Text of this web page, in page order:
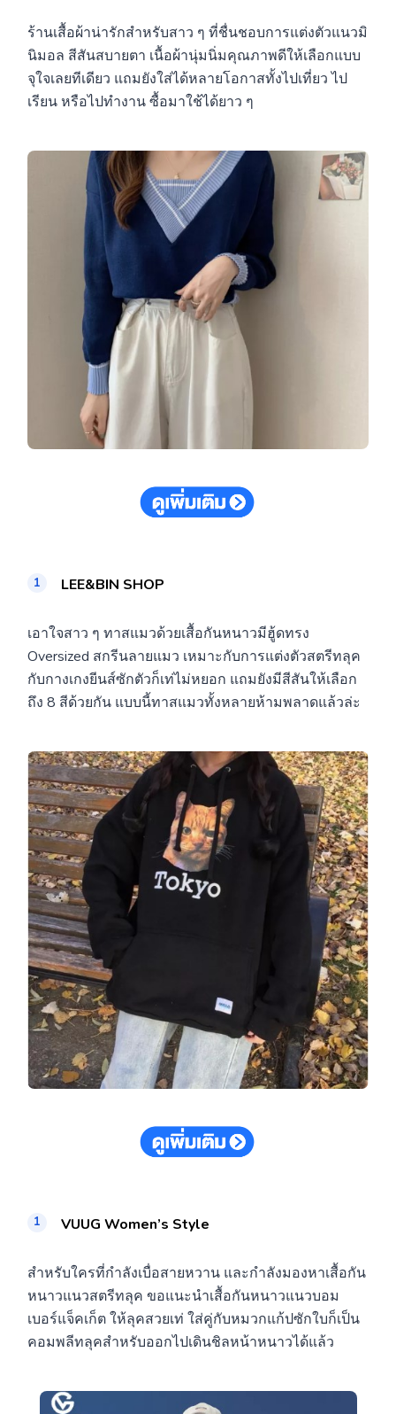
ร้านเสื้อผ้าน่ารักสำหรับสาว ๆ ที่ชื่นชอบการแต่งตัวแนวมิ
นิมอล สีสันสบายตา เนื้อผ้านุ่มนิ่มคุณภาพดีให้เลือกแบบ
จุใจเลยทีเดียว แถมยังใส่ได้หลายโอกาสทั้งไปเที่ยว ไป
เรียน หรือไปทำงาน ซื้อมาใช้ได้ยาว ๆ
LEE&BIN SHOP
เอาใจสาว ๆ ทาสแมวด้วยเสื้อกันหนาวมีฮู้ดทรง
Oversized สกรีนลายแมว เหมาะกับการแต่งตัวสตรีทลุค
กับกางเกงยีนส์ซักตัวก็เท่ไม่หยอก แถมยังมีสีสันให้เลือก
ถึง 8 สีด้วยกัน แบบนี้ทาสแมวทั้งหลายห้ามพลาดแล้วล่ะ
VUUG Women’s Style
สำหรับใครที่กำลังเบื่อสายหวาน และกำลังมองหาเสื้อกัน
หนาวแนวสตรีทลุค ขอแนะนำเสื้อกันหนาวแนวบอม
เบอร์แจ็คเก็ต ให้ลุคสวยเท่ ใส่คู่กับหมวกแก้ปซักใบก็เป็น
คอมพลีทลุคสำหรับออกไปเดินชิลหน้าหนาวได้แล้ว